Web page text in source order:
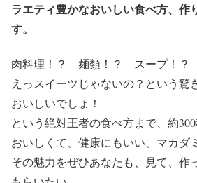
ラエティ豊かなおいしい食べ方、作
す。
肉料理！？ 麺類！？ スープ！？
えっスイーツじゃないの？という驚
おいしいでしょ！
という絶対王者の食べ方まで、約300
おいしくて、健康にもいい、マカダ
その魅力をぜひあなたも、見て、作